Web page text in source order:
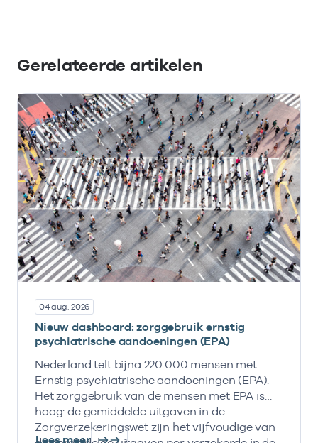
Gerelateerde artikelen
04 aug. 2026
Nieuw dashboard: zorggebruik ernstig
psychiatrische aandoeningen (EPA)
Nederland telt bijna 220.000 mensen met
Ernstig psychiatrische aandoeningen (EPA).
Het zorggebruik van de mensen met EPA is
hoog: de gemiddelde uitgaven in de
Zorgverzekeringswet zijn het vijfvoudige van
Lees meer